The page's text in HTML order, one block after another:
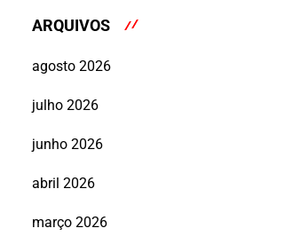
ARQUIVOS
agosto 2026
julho 2026
junho 2026
abril 2026
março 2026